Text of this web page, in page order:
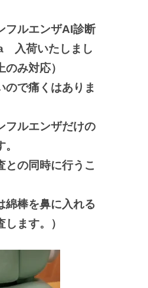
ルエンザAI診断
荷いたしまし
み対応）
ので痛くはありま
フルエンザだけの
との同時に行うこ
綿棒を鼻に入れる
ます。）